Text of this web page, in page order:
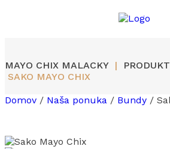
MAYO CHIX MALACKY |
SAKO MAYO CHIX
Domov / Naša ponuka / Bundy /